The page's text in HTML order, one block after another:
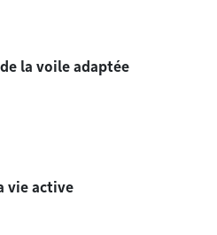
la voile adaptée
vie active